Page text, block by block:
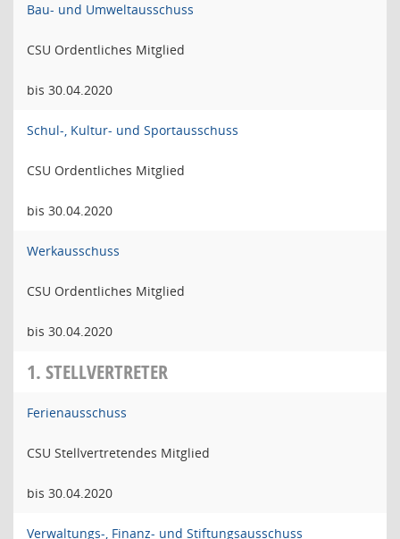
Bau- und Umweltausschuss
CSU Ordentliches Mitglied
bis 30.04.2020
Schul-, Kultur- und Sportausschuss
CSU Ordentliches Mitglied
bis 30.04.2020
Werkausschuss
CSU Ordentliches Mitglied
bis 30.04.2020
1. STELLVERTRETER
Ferienausschuss
CSU Stellvertretendes Mitglied
bis 30.04.2020
Verwaltungs-, Finanz- und Stiftungsausschuss